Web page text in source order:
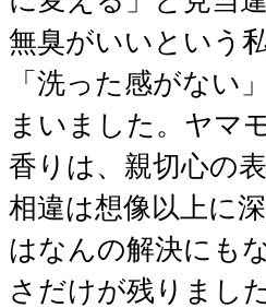
無臭がいいという
「洗った感がない
まいました。ヤマ
香りは、親切心の
相違は想像以上に
はなんの解決にも
さだけが残りました